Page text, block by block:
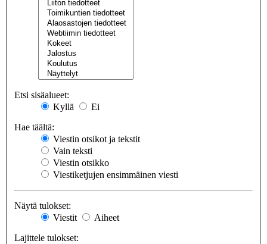
Etsi sisäalueet:
Kyllä
Ei
Hae täältä:
Viestin otsikot ja tekstit
Vain teksti
Viestin otsikko
Viestiketjujen ensimmäinen viesti
Näytä tulokset:
Viestit
Aiheet
Lajittele tulokset: